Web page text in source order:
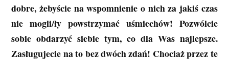
dobre, żebyście na wspomnienie o nich za jakiś czas
nie mogli/ły powstrzymać uśmiechów! Pozwólcie
sobie obdarzyć siebie tym, co dla Was najlepsze.
Zasługujecie na to bez dwóch zdań! Chociaż przez te